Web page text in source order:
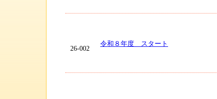
26-002
令和８年度 スタート